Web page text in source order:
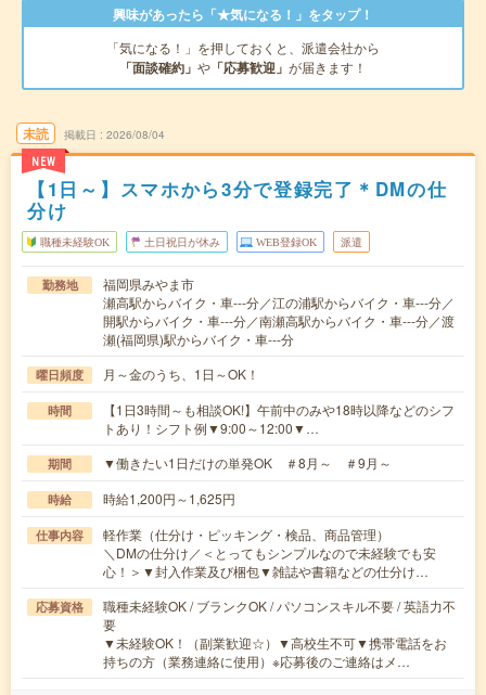
興味があったら「★気になる！」をタップ！
「気になる！」を押しておくと、派遣会社から
「面談確約」 や 「応募歓迎」 が届きます！
未読
NEW
掲載日 2026/08/04
【1日～】スマホから3分で登録完了＊DMの仕
分け
職種未経験OK 土日祝日が休み WEB登録OK 派遣
勤務地
福岡県みやま市
瀬高駅からバイク・車---分／江の浦駅からバイク・車---分／
開駅からバイク・車---分／南瀬高駅からバイク・車---分／渡
瀬(福岡県)駅からバイク・車---分
曜日頻度 月～金のうち、1日～OK！
時間
【1日3時間～も相談OK!】午前中のみや18時以降などのシフ
トあり！シフト例▼9:00～12:00▼…
期間 ▼働きたい1日だけの単発OK ＃8月～ ＃9月～
時給 時給1,200円～1,625円
仕事内容
軽作業（仕分け・ピッキング・検品、商品管理）
＼DMの仕分け／＜とってもシンプルなので未経験でも安
心！＞▼封入作業及び梱包▼雑誌や書籍などの仕分け…
応募資格
職種未経験OK / ブランクOK / パソコンスキル不要 / 英語力不
要
▼未経験OK！（副業歓迎☆）▼高校生不可▼携帯電話をお
持ちの方（業務連絡に使用）※応募後のご連絡はメ…